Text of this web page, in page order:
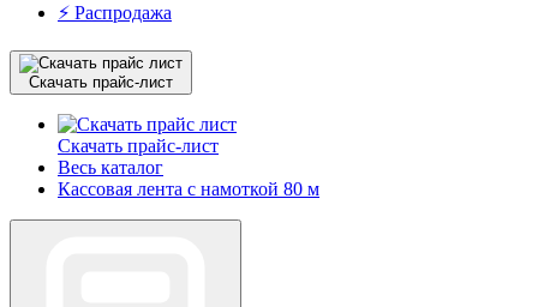
⚡️ Распродажа
Скачать прайс-лист
Скачать прайс-лист
Весь каталог
Кассовая лента с намоткой 80 м